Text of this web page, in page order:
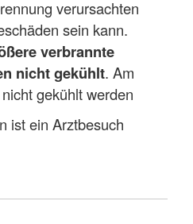
verursachten
sein kann.
verbrannte
nicht gekühlt. Am
gekühlt werden
ist ein Arztbesuch